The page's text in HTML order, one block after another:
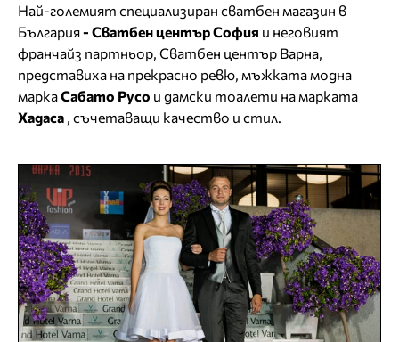
Най-големият специализиран сватбен магазин в
България- Сватбен център София и неговият
франчайз партньор, Сватбен център Варна,
представиха на прекрасно ревю, мъжката модна
маркаСабато Русо и дамски тоалети на марката
Хадаса , съчетаващи качество и стил.